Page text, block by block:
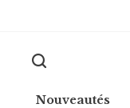
Nouveautés